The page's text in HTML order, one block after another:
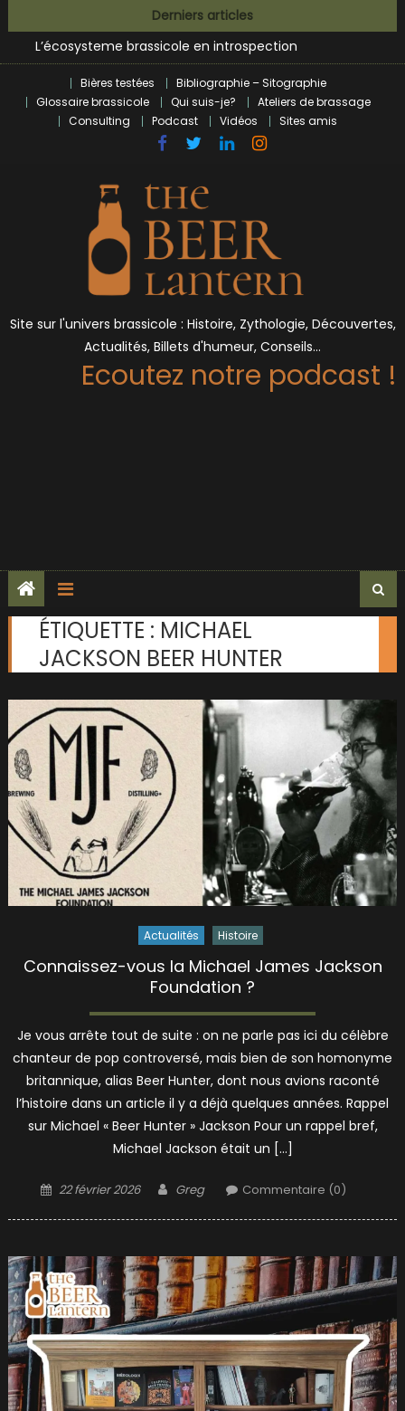
to
content
Derniers articles
L’écosysteme brassicole en introspection
Zoumaï : pionnier de la révolution craft à Marseille
BrewDog racheté par Tilray pour une bouchée de pain ?
Bières et célébrités
Bières testées
Bibliographie – Sitographie
Glossaire brassicole
Qui suis-je?
Ateliers de brassage
Consulting
Podcast Vidéos Sites amis
Site sur l'univers brassicole : Histoire, Zythologie, Découvertes,
Actualités, Billets d'humeur, Conseils…
Ecoutez notre podcast !
ÉTIQUETTE : MICHAEL
JACKSON BEER HUNTER
Actualités Histoire
Connaissez-vous la Michael James Jackson
Foundation ?
Je vous arrête tout de suite : on ne parle pas ici du célèbre
chanteur de pop controversé, mais bien de son homonyme
britannique, alias Beer Hunter, dont nous avions raconté
l’histoire dans un article il y a déjà quelques années. Rappel
sur Michael « Beer Hunter » Jackson Pour un rappel bref,
Michael Jackson était un […]
Posted
22 février 2026 Author
Greg Commentaire (0)